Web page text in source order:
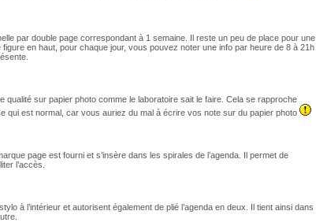
par double page correspondant à 1 semaine. Il reste un peu de place pour une
en haut, pour chaque jour, vous pouvez noter une info par heure de 8 à 21h
qualité sur papier photo comme le laboratoire sait le faire. Cela se rapproche
qui est normal, car vous auriez du mal à écrire vos note sur du papier photo
page est fourni et s’insère dans les spirales de l’agenda. Il permet de
l’accès.
à l’intérieur et autorisent également de plié l’agenda en deux. Il tient ainsi dans